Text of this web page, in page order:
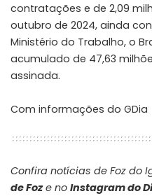
contratações e de 2,09
outubro de 2024, ainda
Ministério do Trabalho, o
acumulado de 47,63
assinada.
Com informações do GDia
Confira notícias de Foz do
de Foze no Instagram do